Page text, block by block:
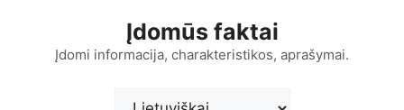
Įdomūs faktai
Įdomi informacija, charakteristikos, aprašymai.
Pasirinkite